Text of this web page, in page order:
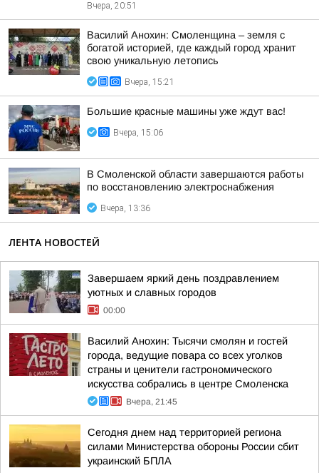
Вчера, 20:51
Василий Анохин: Смоленщина – земля с
богатой историей, где каждый город хранит
свою уникальную летопись
Вчера, 15:21
Большие красные машины уже ждут вас!
Вчера, 15:06
В Смоленской области завершаются работы
по восстановлению электроснабжения
Вчера, 13:36
ЛЕНТА НОВОСТЕЙ
Завершаем яркий день поздравлением
уютных и славных городов
00:00
Василий Анохин: Тысячи смолян и гостей
города, ведущие повара со всех уголков
страны и ценители гастрономического
искусства собрались в центре Смоленска
Вчера, 21:45
Сегодня днем над территорией региона
силами Министерства обороны России сбит
украинский БПЛА